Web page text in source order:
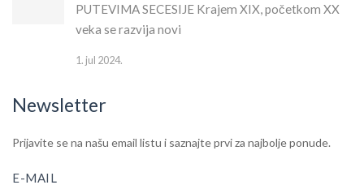
PUTEVIMA SECESIJE Krajem XIX, početkom XX
veka se razvija novi
1. jul 2024.
Newsletter
Newsletter
Prijavite se na našu email listu i saznajte prvi za najbolje ponude.
E-MAIL
IF
ARE